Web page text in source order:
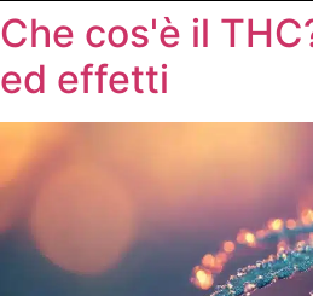
Che cos'è il
ed effetti